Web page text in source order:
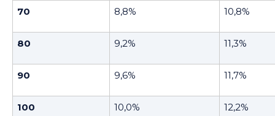
70 8,8% 10,8%
80 9,2% 11,3%
90 9,6% 11,7%
100 10,0% 12,2%